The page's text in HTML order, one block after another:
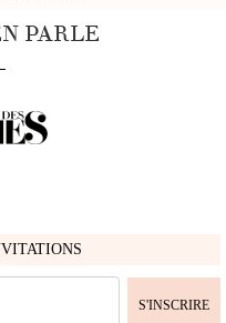
PARLE
S'INSCRIRE